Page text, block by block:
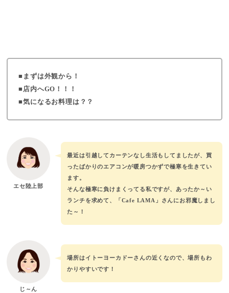
まずは外観から！
店内へGO！！！
気になるお料理は？？
エセ陸上部
最近は引越してカーテンなし生活もしてましたが、買
ったばかりのエアコンが暖房つかずで極寒を生きてい
ます。
そんな極寒に負けまくってる私ですが、あったか～い
ランチを求めて、「Cafe LAMA」さんにお邪魔しまし
た～！
じ～ん
場所はイトーヨーカドーさんの近くなので、場所もわ
かりやすいです！